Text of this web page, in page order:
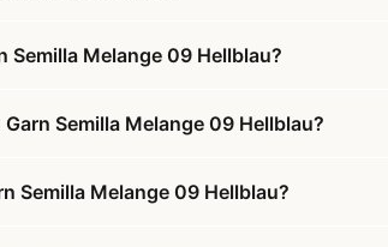
Melange 09 Hellblau?
Semilla Melange 09 Hellblau?
Semilla Melange 09 Hellblau?